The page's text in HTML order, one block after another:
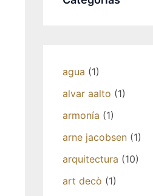
agua (1)
alvar aalto (1)
armonía (1)
arne jacobsen (1)
arquitectura (10)
art decò (1)